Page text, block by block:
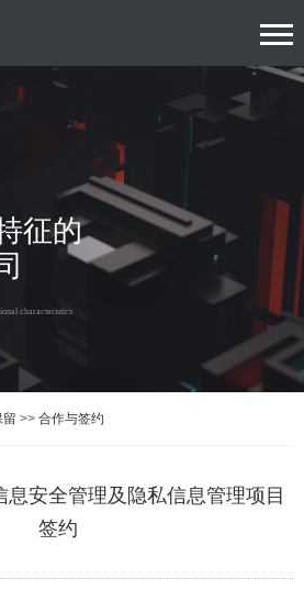
征的
characteristics
留 >> 合作与签约
安全管理及隐私信息管理项目
签约